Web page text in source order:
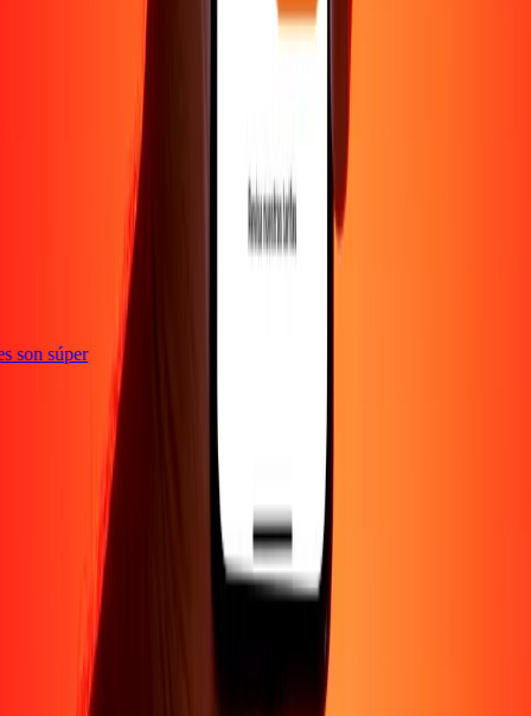
son súper
Blog PromocionesSeguridad
Transferencia internacional de dineroCorporativo
Conviértete en promotor
Política de privacidad
Términos y
condiciones
Centro de ayuda
accesibilidad
Protección de fondos